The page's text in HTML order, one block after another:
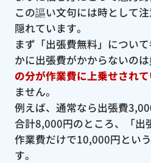
この謳い文句には時として
隠れています。
まず「出張費無料」につい
かに出張費がかからないのは
の分が作業費に上乗せされ
ません。
例えば、通常なら出張費
合計8,000円のところ、「出
作業費だけで10,000円とい
す。